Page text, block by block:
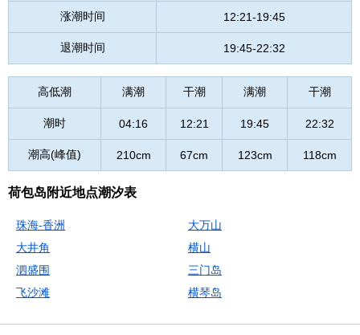
涨潮时间 12:21-19:45
退潮时间 19:45-22:32
高低潮 满潮 干潮 满潮 干潮
潮时 04:16 12:21 19:45 22:32
潮高(峰值) 210cm 67cm 123cm 118cm
荷包岛附近地点潮汐表
珠海-香洲
大万山
大井角
横山
泗盛围
三门岛
飞沙滩
横琴岛